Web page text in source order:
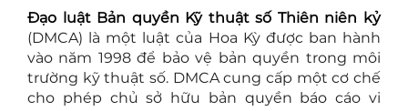
Đạo luật Bản quyền Kỹ thuật số Thiên niên kỷ
(DMCA) là một luật của Hoa Kỳ được ban hành
vào năm 1998 để bảo vệ bản quyền trong môi
trường kỹ thuật số. DMCA cung cấp một cơ chế
cho phép chủ sở hữu bản quyền báo cáo vi